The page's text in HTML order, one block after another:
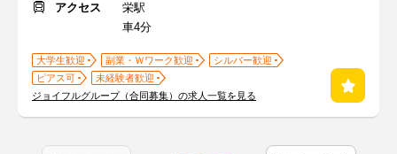
アクセス
栄駅
車4分
大学生歓迎 副業・Ｗワーク歓迎
シルバー歓迎
ピアス可
未経験者歓迎
ジョイフルグループ（合同募集）の求人一覧を見る